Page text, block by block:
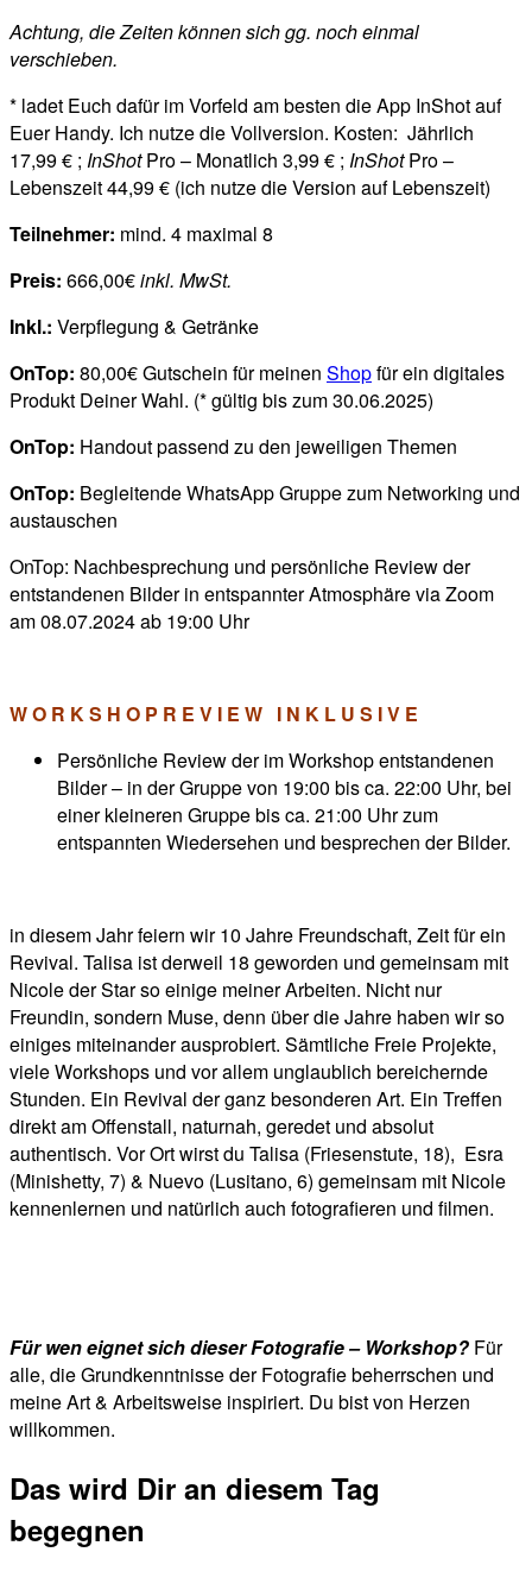
Achtung, die Zeiten können sich gg. noch einmal
verschieben.
* ladet Euch dafür im Vorfeld am besten die App InShot auf
Euer Handy. Ich nutze die Vollversion. Kosten: Jährlich
17,99 € ; InShotPro – Monatlich 3,99 € ; InShotPro –
Lebenszeit 44,99 € (ich nutze die Version auf Lebenszeit)
Teilnehmer: mind. 4 maximal 8
Preis: 666,00€inkl. MwSt.
Inkl.: Verpflegung & Getränke
OnTop: 80,00€ Gutschein für meinen Shopfür ein digitales
Produkt Deiner Wahl. (* gültig bis zum 30.06.2025)
OnTop: Handout passend zu den jeweiligen Themen
OnTop: Begleitende WhatsApp Gruppe zum Networking und
austauschen
OnTop: Nachbesprechung und persönliche Review der
entstandenen Bilder in entspannter Atmosphäre via Zoom
am 08.07.2024 ab 19:00 Uhr
W O R K S H O P R E V I E W I N K L U S I V E
Persönliche Review der im Workshop entstandenen
Bilder – in der Gruppe von 19:00 bis ca. 22:00 Uhr, bei
einer kleineren Gruppe bis ca. 21:00 Uhr zum
entspannten Wiedersehen und besprechen der Bilder.
in diesem Jahr feiern wir 10 Jahre Freundschaft, Zeit für ein
Revival. Talisa ist derweil 18 geworden und gemeinsam mit
Nicole der Star so einige meiner Arbeiten. Nicht nur
Freundin, sondern Muse, denn über die Jahre haben wir so
einiges miteinander ausprobiert. Sämtliche Freie Projekte,
viele Workshops und vor allem unglaublich bereichernde
Stunden. Ein Revival der ganz besonderen Art. Ein Treffen
direkt am Offenstall, naturnah, geredet und absolut
authentisch. Vor Ort wirst du Talisa (Friesenstute, 18), Esra
(Minishetty, 7) & Nuevo (Lusitano, 6) gemeinsam mit Nicole
kennenlernen und natürlich auch fotografieren und filmen.
Für wen eignet sich dieser Fotografie – Workshop? Für
alle, die Grundkenntnisse der Fotografie beherrschen und
meine Art & Arbeitsweise inspiriert. Du bist von Herzen
willkommen.
Das wird Dir an diesem Tag
begegnen